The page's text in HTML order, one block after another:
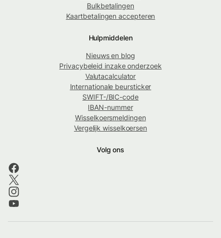
Bulkbetalingen
Kaartbetalingen accepteren
Hulpmiddelen
Nieuws en blog
Privacybeleid inzake onderzoek
Valutacalculator
Internationale beursticker
SWIFT-/BIC-code
IBAN-nummer
Wisselkoersmeldingen
Vergelijk wisselkoersen
Volg ons